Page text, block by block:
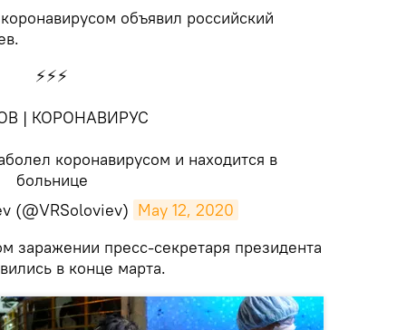
объявил российский
⚡️⚡️⚡️
| КОРОНАВИРУС
коронавирусом и находится в
больнице
(@VRSoloviev) May 12, 2020
заражении пресс-секретаря президента
в конце марта.